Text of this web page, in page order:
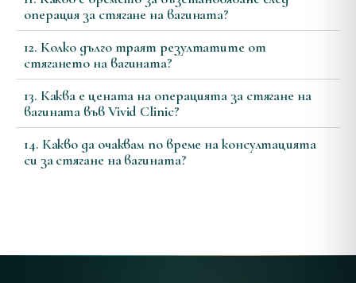
операция за стягане на вагината?
12. Колко дълго траят резултатите от
стягането на вагината?
13. Каква е цената на операцията за стягане на
вагината във Vivid Clinic?
14. Какво да очаквам по време на консултацията
си за стягане на вагината?